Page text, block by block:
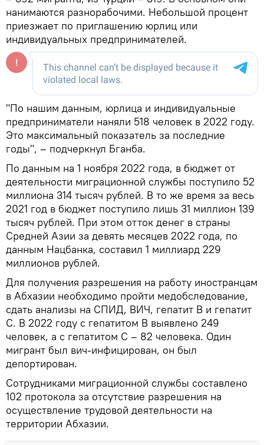
нанимаются разнорабочими. Небольшой процент
приезжает по приглашению юрлиц или
индивидуальных предпринимателей.
"По нашим данным, юрлица и индивидуальные
предприниматели наняли 518 человек в 2022 году.
Это максимальный показатель за последние
годы", – подчеркнул Бганба.
По данным на 1 ноября 2022 года, в бюджет от
деятельности миграционной службы поступило 52
миллиона 314 тысяч рублей. В то же время за весь
2021 год в бюджет поступило лишь 31 миллион 139
тысяч рублей. При этом отток денег в страны
Средней Азии за девять месяцев 2022 года, по
данным Нацбанка, составил 1 миллиард 229
миллионов рублей.
Для получения разрешения на работу иностранцам
в Абхазии необходимо пройти медобследование,
сдать анализы на СПИД, ВИЧ, гепатит В и гепатит
С. В 2022 году с гепатитом В выявлено 249
человек, а с гепатитом С – 82 человека. Один
мигрант был вич-инфицирован, он был
депортирован.
Сотрудниками миграционной службы составлено
102 протокола за отсутствие разрешения на
осуществление трудовой деятельности на
территории Абхазии.